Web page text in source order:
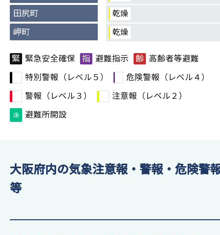
田尻町 乾燥
岬町 乾燥
緊 緊急安全確保 指 避難指示 齢 高齢者等避難
特別警報（レベル５）
危険警報（レベル４）
警報（レベル３）
注意報（レベル２）
避難所開設
大阪府内の気象注意報・警報・危険警
等